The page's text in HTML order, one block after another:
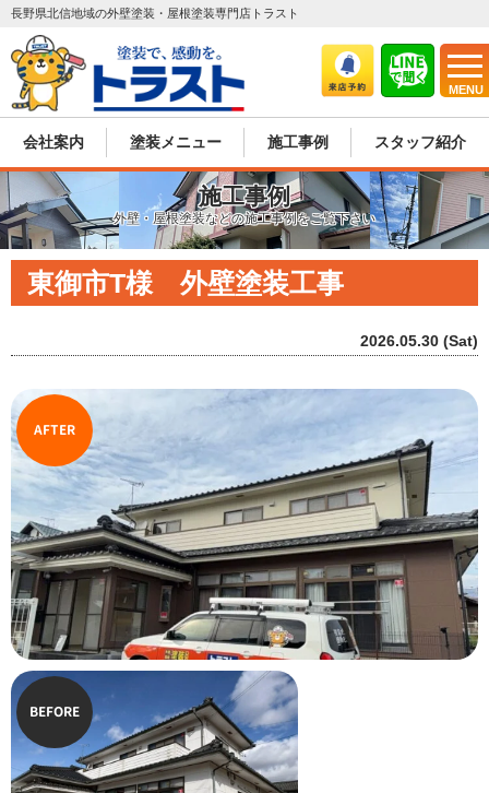
MENU
長野県北信地域の外壁塗装・屋根塗装専門店トラスト
会社案内 塗装メニュー 施工事例 スタッフ紹介
施工事例
外壁・屋根塗装などの施工事例をご覧下さい
東御市T様 外壁塗装工事
2026.05.30 (Sat)
AFTER
BEFORE